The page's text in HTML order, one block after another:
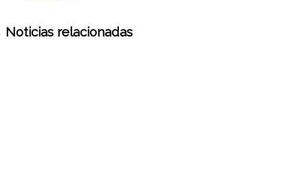
Noticias relacionadas